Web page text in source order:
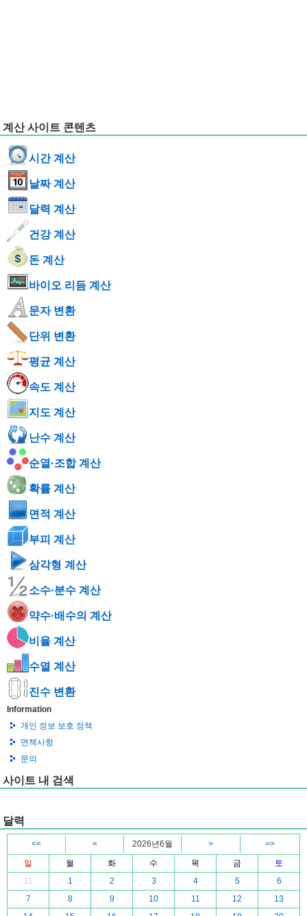
계산 사이트 콘텐츠
시간 계산
날짜 계산
달력 계산
건강 계산
돈 계산
바이오 리듬 계산
문자 변환
단위 변환
평균 계산
속도 계산
지도 계산
난수 계산
순열·조합 계산
확률 계산
면적 계산
부피 계산
삼각형 계산
소수·분수 계산
약수·배수의 계산
비율 계산
수열 계산
진수 변환
Information
개인 정보 보호 정책
면책사항
문의
사이트 내 검색
달력
<< < 2026년6월 >
>>
일
월 화 수 목 금
토
31
1 2 3 4 5
6
7
8 9 10 11 12
13